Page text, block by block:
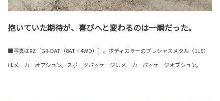
抱いていた期待が、喜びへと変わるのは一瞬だった。
■写真はRZ［GR-DAT（8AT・4WD）］。ボディカラーのプレシャスメタル〈1L5〉
はメーカーオプション。スポーツパッケージはメーカーパッケージオプション。